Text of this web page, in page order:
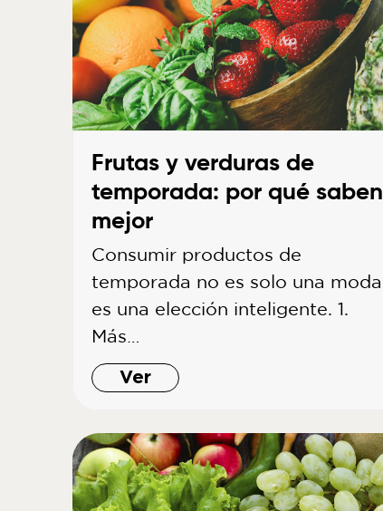
Frutas y verduras de
temporada: por qué saben
mejor
Consumir productos de
temporada no es solo una moda,
es una elección inteligente. 1.
Más…
Ver